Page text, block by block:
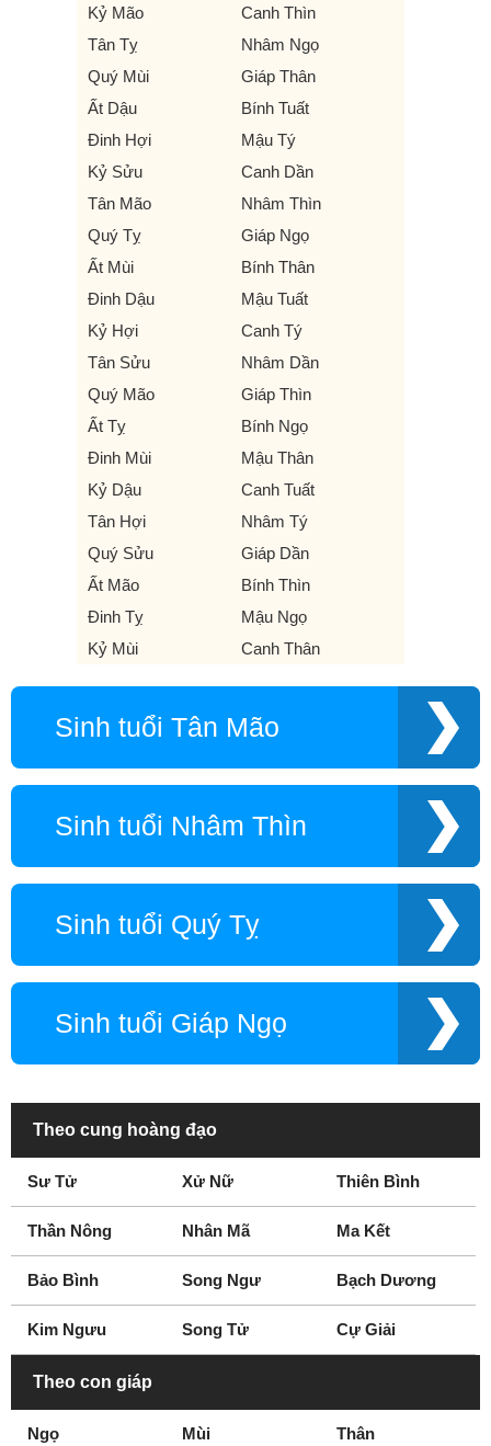
Kỷ Mão
Canh Thìn
Tân Tỵ
Nhâm Ngọ
Quý Mùi
Giáp Thân
Ất Dậu
Bính Tuất
Đinh Hợi
Mậu Tý
Kỷ Sửu
Canh Dần
Tân Mão
Nhâm Thìn
Quý Tỵ
Giáp Ngọ
Ất Mùi
Bính Thân
Đinh Dậu
Mậu Tuất
Kỷ Hợi
Canh Tý
Tân Sửu
Nhâm Dần
Quý Mão
Giáp Thìn
Ất Tỵ
Bính Ngọ
Đinh Mùi
Mậu Thân
Kỷ Dậu
Canh Tuất
Tân Hợi
Nhâm Tý
Quý Sửu
Giáp Dần
Ất Mão
Bính Thìn
Đinh Tỵ
Mậu Ngọ
Kỷ Mùi
Canh Thân
Sinh tuổi Tân Mão
Sinh tuổi Nhâm Thìn
Sinh tuổi Quý Tỵ
Sinh tuổi Giáp Ngọ
Theo cung hoàng đạo
Sư Tử Xử Nữ Thiên Bình
Thần Nông Nhân Mã Ma Kết
Bảo Bình Song Ngư Bạch Dương
Kim Ngưu Song Tử Cự Giải
Theo con giáp
Ngọ Mùi Thân